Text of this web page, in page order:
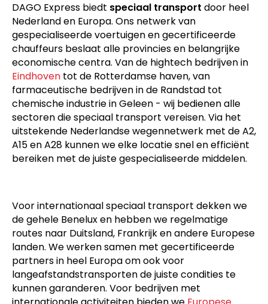
DAGO Express biedt speciaal transport door heel
Nederland en Europa. Ons netwerk van
gespecialiseerde voertuigen en gecertificeerde
chauffeurs beslaat alle provincies en belangrijke
economische centra. Van de hightech bedrijven in
Eindhoven tot de Rotterdamse haven, van
farmaceutische bedrijven in de Randstad tot
chemische industrie in Geleen - wij bedienen alle
sectoren die speciaal transport vereisen. Via het
uitstekende Nederlandse wegennetwerk met de A2,
A15 en A28 kunnen we elke locatie snel en efficiënt
bereiken met de juiste gespecialiseerde middelen.
Voor internationaal speciaal transport dekken we
de gehele Benelux en hebben we regelmatige
routes naar Duitsland, Frankrijk en andere Europese
landen. We werken samen met gecertificeerde
partners in heel Europa om ook voor
langeafstandstransporten de juiste condities te
kunnen garanderen. Voor bedrijven met